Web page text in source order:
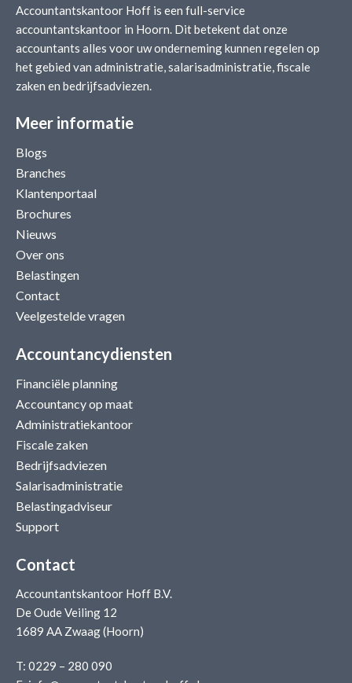
Accountantskantoor Hoff is een full-service
accountantskantoor in Hoorn. Dit betekent dat onze
accountants alles voor uw onderneming kunnen regelen op
het gebied van administratie, salarisadministratie, fiscale
zaken en bedrijfsadviezen.
Meer informatie
Blogs
Branches
Klantenportaal
Brochures
Nieuws
Over ons
Belastingen
Contact
Veelgestelde vragen
Accountancydiensten
Financiële planning
Accountancy op maat
Administratiekantoor
Fiscale zaken
Bedrijfsadviezen
Salarisadministratie
Belastingadviseur
Support
Contact
Accountantskantoor Hoff B.V.
De Oude Veiling 12
1689 AA Zwaag (Hoorn)
T: 0229 – 280 090